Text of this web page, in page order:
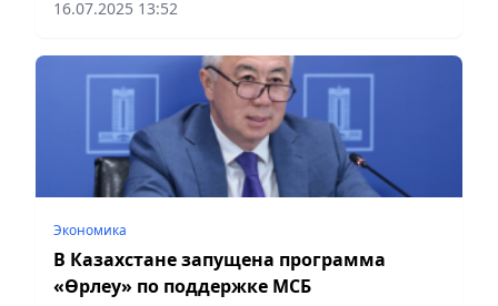
заместителя Премьер-министра Романа Скляра,
16.07.2025 13:52
Экономика
В Казахстане запущена программа
«Өрлеу» по поддержке МСБ